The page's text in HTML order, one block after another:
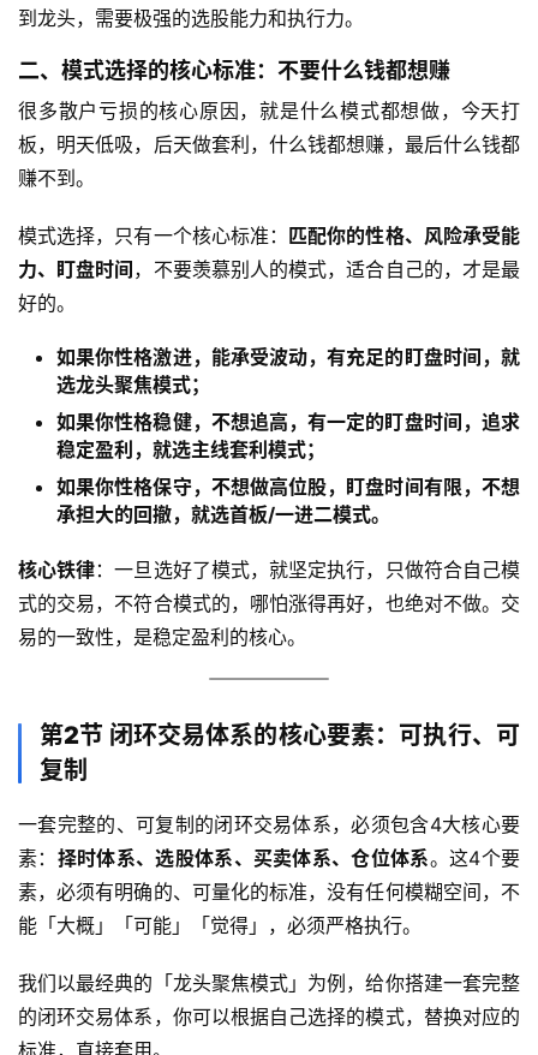
到龙头，需要极强的选股能力和执行力。
二、模式选择的核心标准：不要什么钱都想赚
很多散户亏损的核心原因，就是什么模式都想做，今天打
板，明天低吸，后天做套利，什么钱都想赚，最后什么钱都
赚不到。
模式选择，只有一个核心标准：
匹配你的性格、风险承受能
力、盯盘时间 ，不要羡慕别人的模式，适合自己的，才是最
好的。
如果你性格激进，能承受波动，有充足的盯盘时间，就
选龙头聚焦模式；
如果你性格稳健，不想追高，有一定的盯盘时间，追求
稳定盈利，就选主线套利模式；
如果你性格保守，不想做高位股，盯盘时间有限，不想
承担大的回撤，就选首板/一进二模式。
核心铁律：一旦选好了模式，就坚定执行，只做符合自己模
式的交易，不符合模式的，哪怕涨得再好，也绝对不做。交
易的一致性，是稳定盈利的核心。
第2节 闭环交易体系的核心要素：可执行、可
复制
一套完整的、可复制的闭环交易体系，必须包含4大核心要
素： 择时体系、选股体系、买卖体系、仓位体系。这4个要
素，必须有明确的、可量化的标准，没有任何模糊空间，不
能「大概」「可能」「觉得」，必须严格执行。
我们以最经典的「龙头聚焦模式」为例，给你搭建一套完整
的闭环交易体系，你可以根据自己选择的模式，替换对应的